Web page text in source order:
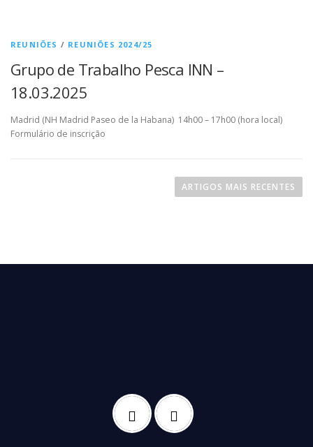
REUNIÕES / REUNIÕES 2024/25
Grupo de Trabalho Pesca INN –
18.03.2025
Madrid (NH Madrid Paseo de la Habana) 14h00 – 17h00 (hora local)
Formulário de inscrição
ARTIGOS MAIS RECENTES